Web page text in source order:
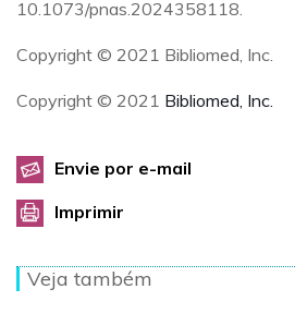
10.1073/pnas.2024358118.
Copyright © 2021 Bibliomed, Inc.
Copyright © 2021 Bibliomed, Inc.
Envie por e-mail
Imprimir
Veja também